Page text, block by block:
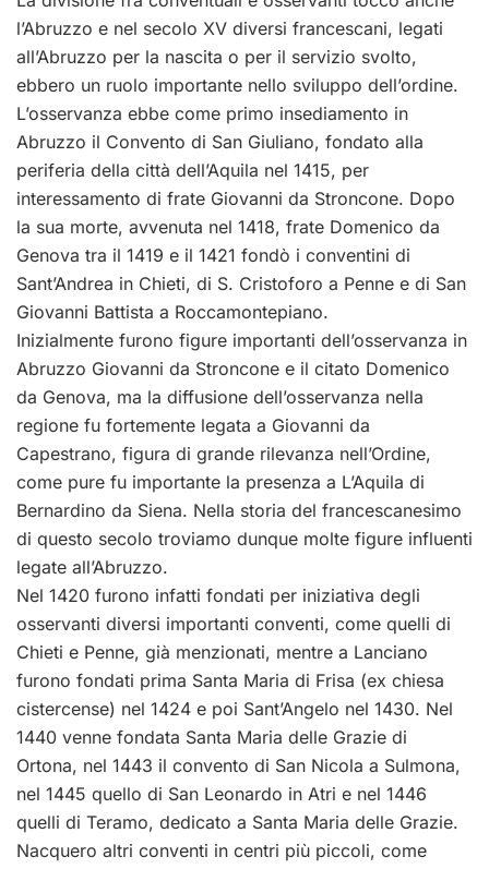
l’Abruzzo e nel secolo XV diversi francescani, legati
all’Abruzzo per la nascita o per il servizio svolto,
ebbero un ruolo importante nello sviluppo dell’ordine.
L’osservanza ebbe come primo insediamento in
Abruzzo il Convento di San Giuliano, fondato alla
periferia della città dell’Aquila nel 1415, per
interessamento di frate Giovanni da Stroncone. Dopo
la sua morte, avvenuta nel 1418, frate Domenico da
Genova tra il 1419 e il 1421 fondò i conventini di
Sant’Andrea in Chieti, di S. Cristoforo a Penne e di San
Giovanni Battista a Roccamontepiano.
Inizialmente furono figure importanti dell’osservanza in
Abruzzo Giovanni da Stroncone e il citato Domenico
da Genova, ma la diffusione dell’osservanza nella
regione fu fortemente legata a Giovanni da
Capestrano, figura di grande rilevanza nell’Ordine,
come pure fu importante la presenza a L’Aquila di
Bernardino da Siena. Nella storia del francescanesimo
di questo secolo troviamo dunque molte figure influenti
legate all’Abruzzo.
Nel 1420 furono infatti fondati per iniziativa degli
osservanti diversi importanti conventi, come quelli di
Chieti e Penne, già menzionati, mentre a Lanciano
furono fondati prima Santa Maria di Frisa (ex chiesa
cistercense) nel 1424 e poi Sant’Angelo nel 1430. Nel
1440 venne fondata Santa Maria delle Grazie di
Ortona, nel 1443 il convento di San Nicola a Sulmona,
nel 1445 quello di San Leonardo in Atri e nel 1446
quelli di Teramo, dedicato a Santa Maria delle Grazie.
Nacquero altri conventi in centri più piccoli, come